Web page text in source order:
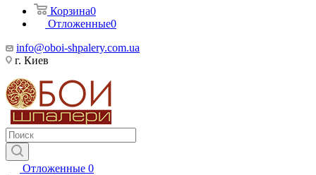
Корзина0
Отложенные0
info@oboi-shpalery.com.ua
г. Киев
Отложенные 0